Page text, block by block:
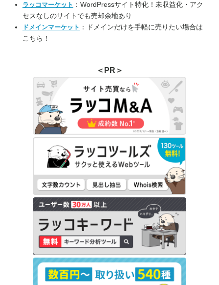
ラッコマーケット ：WordPressサイト特化！未収益化・アク
セスなしのサイトでも売却余地あり
ドメインマーケット ：ドメインだけを手軽に売りたい場合は
こちら！
＜PR＞